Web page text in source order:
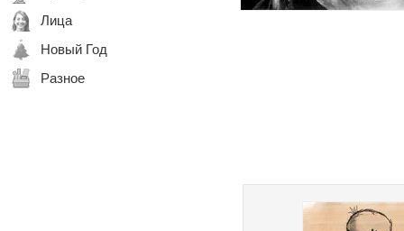
Лица
Новый Год
Разное